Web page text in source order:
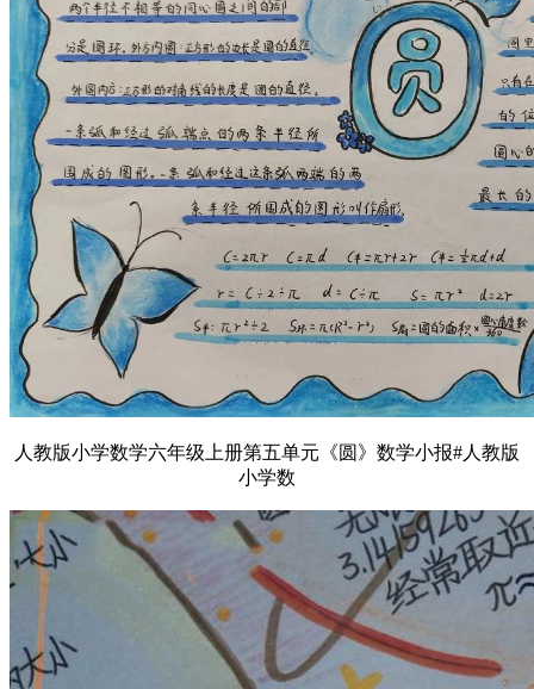
人教版小学数学六年级上册第五单元《圆》数学小报#人教版
小学数